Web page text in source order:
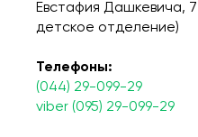
Евстафия Дашкевича, 7
детское отделение)
Телефоны:
(044) 29-099-29
viber (095) 29-099-29